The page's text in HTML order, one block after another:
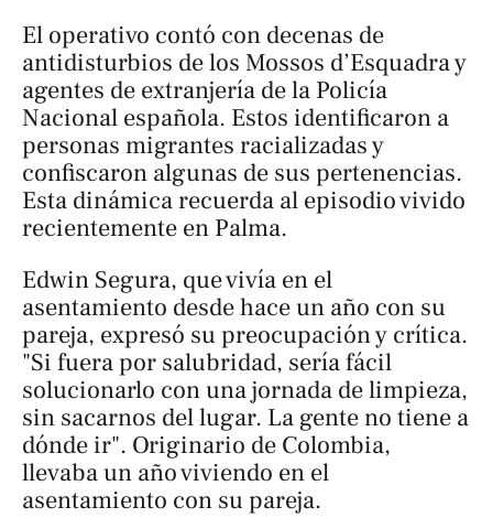
El operativo contó con decenas de
antidisturbios de los Mossos d’Esquadra y
agentes de extranjería de la Policía
Nacional española. Estos identificaron a
personas migrantes racializadas y
confiscaron algunas de sus pertenencias.
Esta dinámica recuerda al episodio vivido
recientemente en Palma.
Edwin Segura, que vivía en el
asentamiento desde hace un año con su
pareja, expresó su preocupación y crítica.
"Si fuera por salubridad, sería fácil
solucionarlo con una jornada de limpieza,
sin sacarnos del lugar. La gente no tiene a
dónde ir". Originario de Colombia,
llevaba un año viviendo en el
asentamiento con su pareja.